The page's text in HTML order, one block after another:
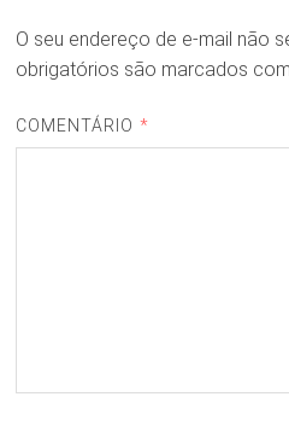
O seu endereço de e-mail não
obrigatórios são marcados com
COMENTÁRIO *